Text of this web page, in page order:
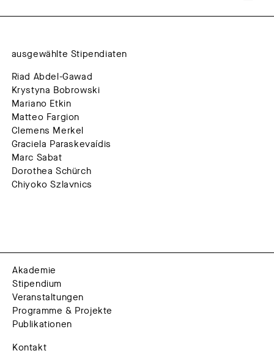
ausgewählte Stipendiaten
Riad Abdel-Gawad
Krystyna Bobrowski
Mariano Etkin
Matteo Fargion
Clemens Merkel
Graciela Paraskevaídis
Marc Sabat
Dorothea Schürch
Chiyoko Szlavnics
Akademie
Stipendium
Veranstaltungen
Programme & Projekte
Publikationen
Kontakt